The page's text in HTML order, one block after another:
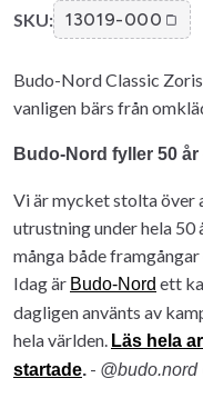
SKU: 13019-000
Budo-Nord Classic
vanligen bärs från
Budo-Nord fyller 50 år
Vi är mycket stolta
utrustning under hela 50
många både
Idag är Budo-Nord ett
dagligen använts av
hela världen. Läs hela
startade. -